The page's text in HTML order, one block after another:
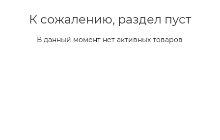
К сожалению, раздел пуст
В данный момент нет активных товаров